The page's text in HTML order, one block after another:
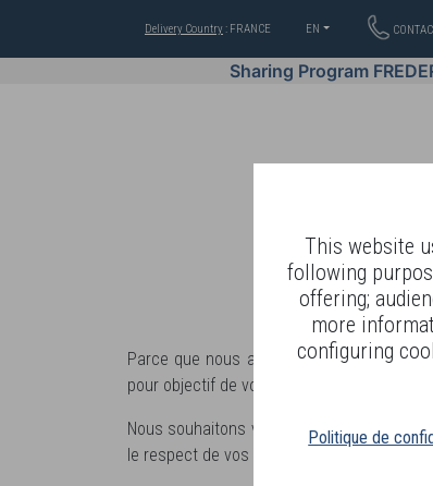
This website
following
offering;
more
configuring
Politique de
Delivery Country : FRANCE EN
Sharing Program
WELL-
Parce que nous avons à cœur de
pour objectif de vous informer sur la
Nous souhaitons vous faire connaitre et
le respect de vos droits.